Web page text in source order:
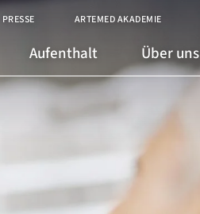
Aufenthalt Über uns
PRESSE ARTEMED AKADEMIE